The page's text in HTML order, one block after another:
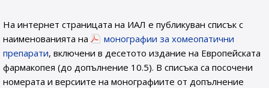
На интернет страницата на ИАЛ e публикуван списък с
наименованията на
монографии за хомеопатични
препарати, включени в десетото издание на Европейската
фармакопея (до допълнение 10.5). В списъка са посочени
номерата и версиите на монографиите от допълнение